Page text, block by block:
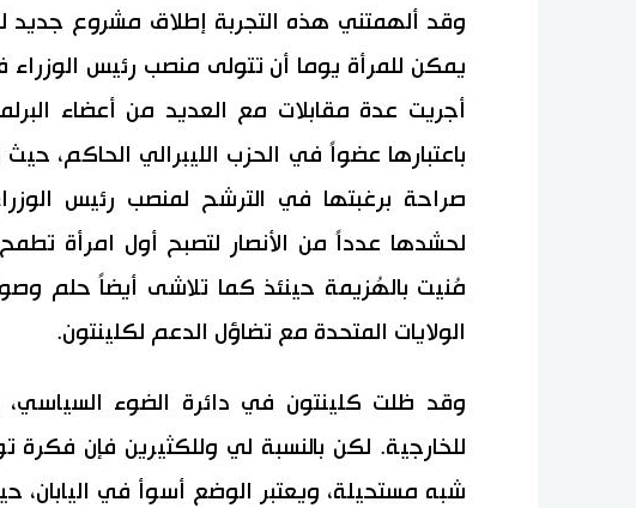
وقد ألهمتني هذه التجربة إطلاق مشروع جديد
يمكن للمرأة يوما أن تتولى منصب رئيس الوزراء
أجريت عدة مقابلات مع العديد من أعضاء
باعتبارها عضواً في الحزب الليبرالي الحاكم،
صراحة برغبتها في الترشح لمنصب رئيس
لحشدها عدداً من الأنصار لتصبح أول امرأة تطمح
مُنيت بالهُزيمة حينئذ كما تلاشى أيضاً حلم
الولايات المتحدة مع تضاؤل الدعم لكلينتون.
وقد ظلت كلينتون في دائرة الضوء السياسي،
للخارجية. لكن بالنسبة لي وللكثيرين فإن
شبه مستحيلة، ويعتبر الوضع أسوأ في